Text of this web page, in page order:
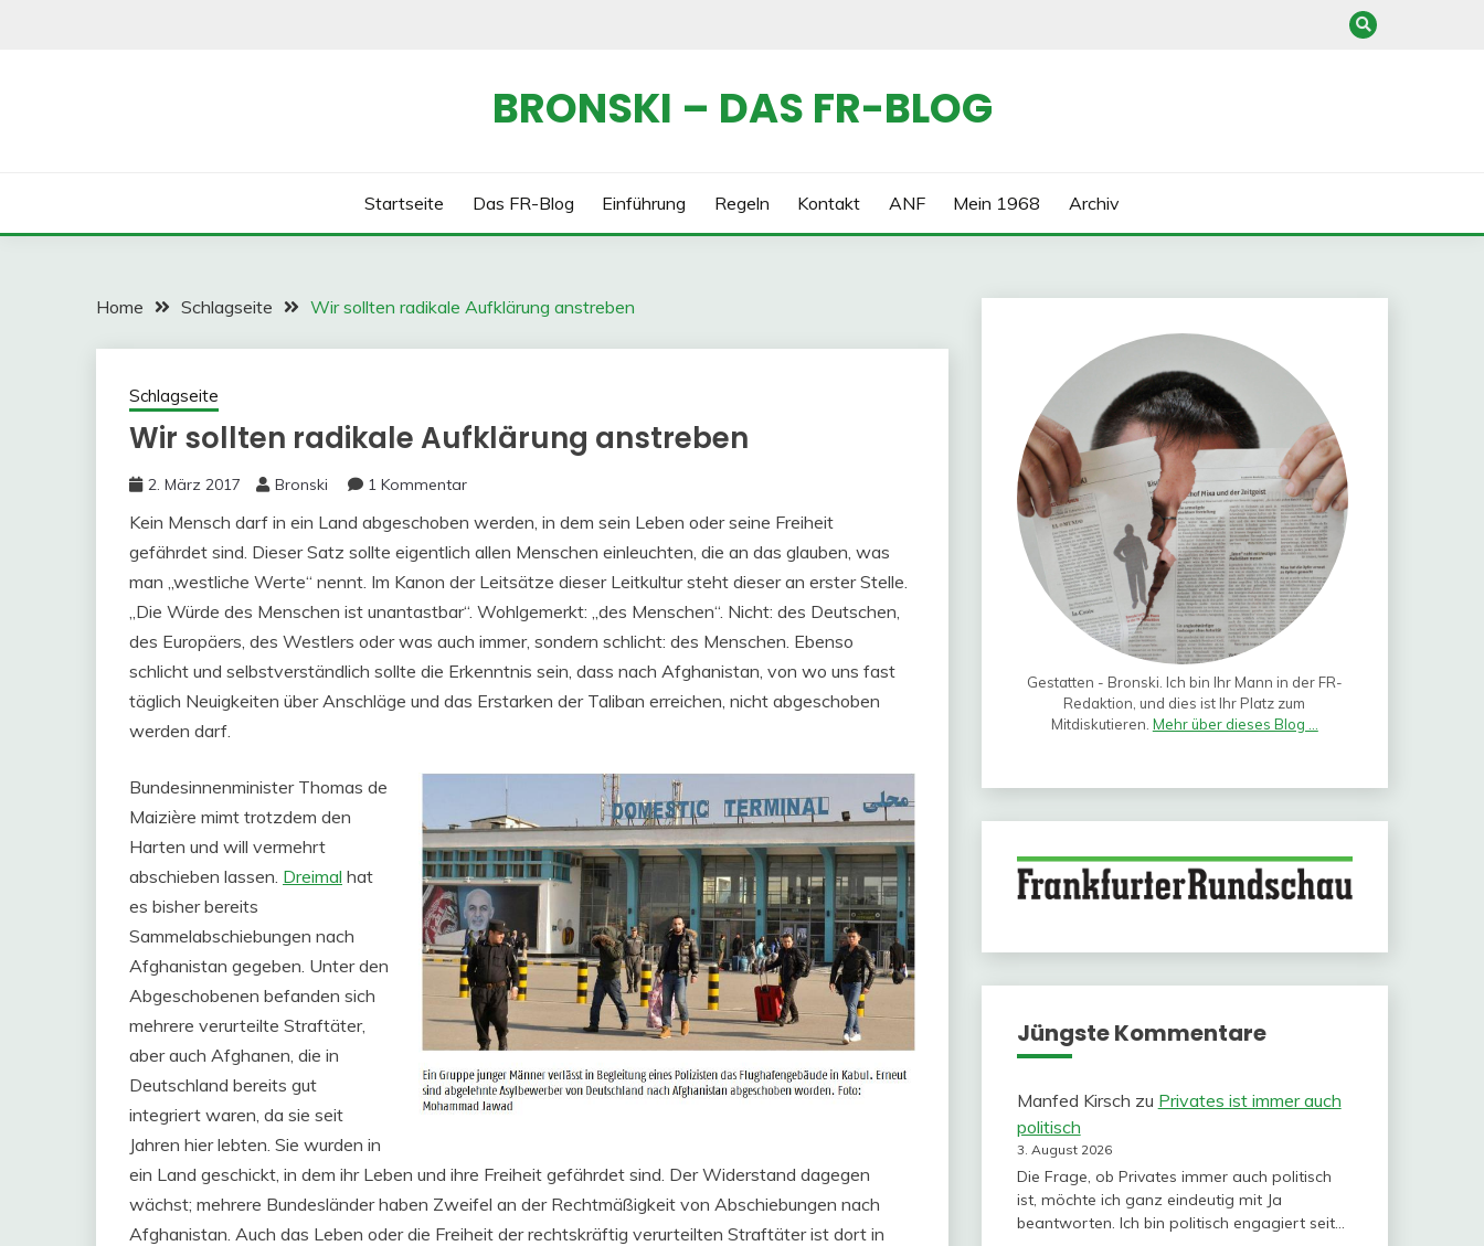
BRONSKI – DAS FR-BLOG
Startseite Das FR-Blog Einführung Regeln Kontakt ANF Mein 1968 Archiv
Home Schlagseite Wir sollten radikale Aufklärung anstreben
Schlagseite
Wir sollten radikale Aufklärung anstreben
2. März 2017 Bronski 1 Kommentar
Kein Mensch darf in ein Land abgeschoben werden, in dem sein Leben oder seine Freiheit
gefährdet sind. Dieser Satz sollte eigentlich allen Menschen einleuchten, die an das glauben, was
man „westliche Werte“ nennt. Im Kanon der Leitsätze dieser Leitkultur steht dieser an erster Stelle.
„Die Würde des Menschen ist unantastbar“. Wohlgemerkt: „des Menschen“. Nicht: des Deutschen,
des Europäers, des Westlers oder was auch immer, sondern schlicht: des Menschen. Ebenso
schlicht und selbstverständlich sollte die Erkenntnis sein, dass nach Afghanistan, von wo uns fast
täglich Neuigkeiten über Anschläge und das Erstarken der Taliban erreichen, nicht abgeschoben
werden darf.
Bundesinnenminister Thomas de
Maizière mimt trotzdem den
Harten und will vermehrt
abschieben lassen. Dreimal hat
es bisher bereits
Sammelabschiebungen nach
Afghanistan gegeben. Unter den
Abgeschobenen befanden sich
mehrere verurteilte Straftäter,
aber auch Afghanen, die in
Deutschland bereits gut
integriert waren, da sie seit
Jahren hier lebten. Sie wurden in
ein Land geschickt, in dem ihr Leben und ihre Freiheit gefährdet sind. Der Widerstand dagegen
wächst; mehrere Bundesländer haben Zweifel an der Rechtmäßigkeit von Abschiebungen nach
Afghanistan. Auch das Leben oder die Freiheit der rechtskräftig verurteilten Straftäter ist dort in
Gestatten - Bronski. Ich bin Ihr Mann in der FR-
Redaktion, und dies ist Ihr Platz zum
Mitdiskutieren. Mehr über dieses Blog ...
Jüngste Kommentare
Manfed Kirsch zu Privates ist immer auch
politisch
3. August 2026
Die Frage, ob Privates immer auch politisch
ist, möchte ich ganz eindeutig mit Ja
beantworten. Ich bin politisch engagiert seit…